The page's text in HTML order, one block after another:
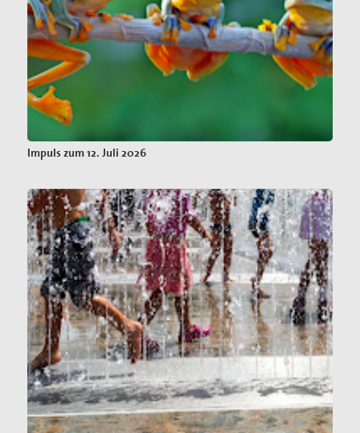
Impuls zum 12. Juli 2026